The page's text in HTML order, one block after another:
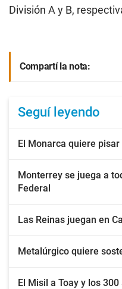
División A y B,
Compartí la nota:
Seguí leyendo
El Monarca quiere
Monterrey se juega a
Federal
Las Reinas juegan en
Metalúrgico quiere
El Misil a Toay y los